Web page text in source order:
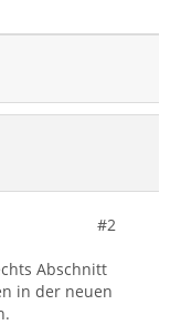
#2
Abschnitt
in der neuen